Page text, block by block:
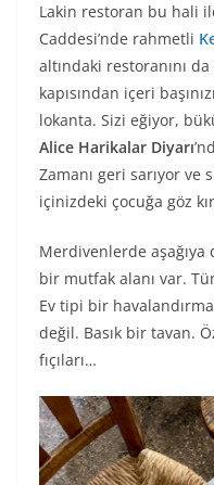
Lakin restoran bu hali
Caddesi’nde rahmetli
altındaki restoranını da
kapısından içeri
lokanta. Sizi eğiyor,
Alice Harikalar Diyarı
Zamanı geri sarıyor ve
içinizdeki çocuğa göz
Merdivenlerde
bir mutfak alanı var.
Ev tipi bir
değil. Basık bir tavan.
fıçıları…